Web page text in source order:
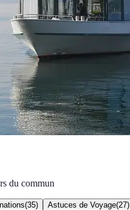
du commun
(35) Astuces de Voyage(27)